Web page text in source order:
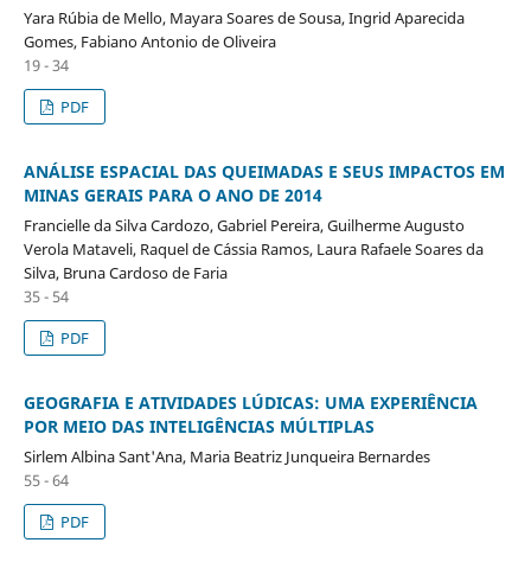
Yara Rúbia de Mello, Mayara Soares de Sousa, Ingrid Aparecida
Gomes, Fabiano Antonio de Oliveira
19 - 34
PDF
ANÁLISE ESPACIAL DAS QUEIMADAS E SEUS IMPACTOS EM
MINAS GERAIS PARA O ANO DE 2014
Francielle da Silva Cardozo, Gabriel Pereira, Guilherme Augusto
Verola Mataveli, Raquel de Cássia Ramos, Laura Rafaele Soares da
Silva, Bruna Cardoso de Faria
35 - 54
PDF
GEOGRAFIA E ATIVIDADES LÚDICAS: UMA EXPERIÊNCIA
POR MEIO DAS INTELIGÊNCIAS MÚLTIPLAS
Sirlem Albina Sant'Ana, Maria Beatriz Junqueira Bernardes
55 - 64
PDF